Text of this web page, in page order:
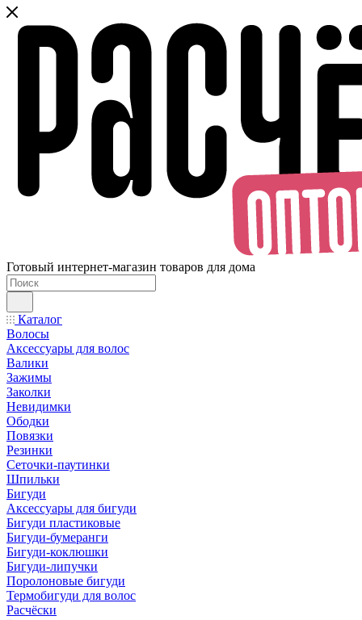
Готовый интернет-магазин товаров для дома
Каталог
Волосы
Аксессуары для волос
Валики
Зажимы
Заколки
Невидимки
Ободки
Повязки
Резинки
Сеточки-паутинки
Шпильки
Бигуди
Аксессуары для бигуди
Бигуди пластиковые
Бигуди-бумеранги
Бигуди-коклюшки
Бигуди-липучки
Поролоновые бигуди
Термобигуди для волос
Расчёски